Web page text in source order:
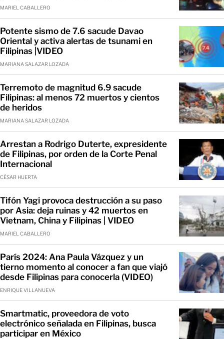
MARIEL CABALLERO
Potente sismo de 7.6 sacude Davao
Oriental y activa alertas de tsunami en
Filipinas |VIDEO
MARIANA SALAZAR LOZADA
Terremoto de magnitud 6.9 sacude
Filipinas: al menos 72 muertos y cientos
de heridos
MARIANA SALAZAR LOZADA
Arrestan a Rodrigo Duterte, expresidente
de Filipinas, por orden de la Corte Penal
Internacional
CÉSAR HUERTA
Tifón Yagi provoca destrucción a su paso
por Asia: deja ruinas y 42 muertos en
Vietnam, China y Filipinas | VIDEO
MARIEL CABALLERO
París 2024: Ana Paula Vázquez y un
tierno momento al conocer a fan que viajó
desde Filipinas para conocerla (VIDEO)
ENRIQUE VILLANUEVA
Smartmatic, proveedora de voto
electrónico señalada en Filipinas, busca
participar en México